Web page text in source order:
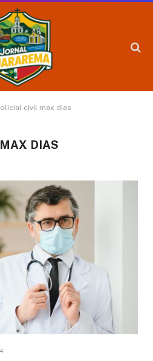
civil max dias
DIAS